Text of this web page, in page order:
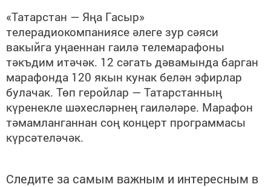
«Татарстан — Яңа Гасыр»
телерадиокомпаниясе әлеге зур сәяси
вакыйга уңаеннан гаилә телемарафоны
тәкъдим итәчәк. 12 сәгать дәвамында барган
марафонда 120 якын кунак белән эфирлар
булачак. Төп геройлар — Татарстанның
күренекле шәхесләрнең гаиләләре. Марафон
тәмамланганнан соң концерт программасы
күрсәтеләчәк.
Следите за самым важным и интересным в